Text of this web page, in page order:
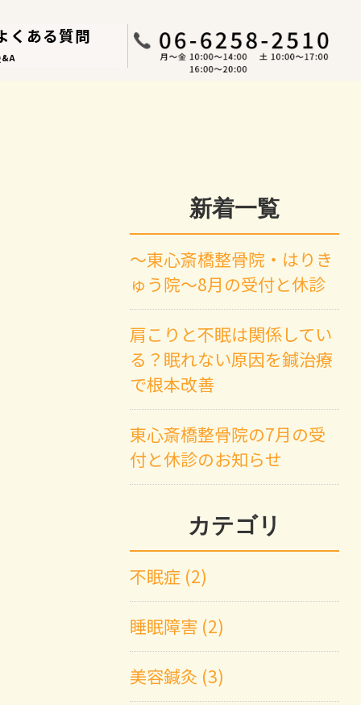
くある質問
新着一覧
～東心斎橋整骨院・はりき
ゅう院～8月の受付と休診
肩こりと不眠は関係してい
る？眠れない原因を鍼治療
で根本改善
東心斎橋整骨院の7月の受
付と休診のお知らせ
カテゴリ
不眠症 (2)
睡眠障害 (2)
美容鍼灸 (3)